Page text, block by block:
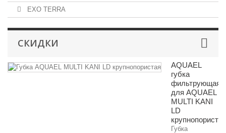
EXO TERRA
СКИДКИ
AQUAEL
губка
фильтрующая
для AQUAEL
MULTI KANI
LD
крупнопористая
Губка